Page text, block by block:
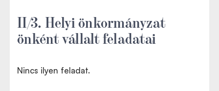
II/3. Helyi önkormányzat
önként vállalt feladatai
Nincs ilyen feladat.